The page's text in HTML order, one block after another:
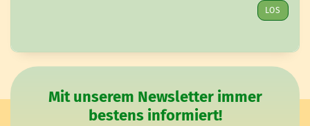
LOS
Mit unserem Newsletter immer
bestens informiert!